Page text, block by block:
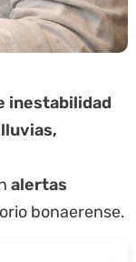
inestabilidad
alertas
bonaerense.